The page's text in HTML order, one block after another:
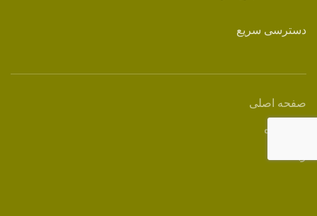
دسترسی سریع
صفحه اصلی
فروشگاه